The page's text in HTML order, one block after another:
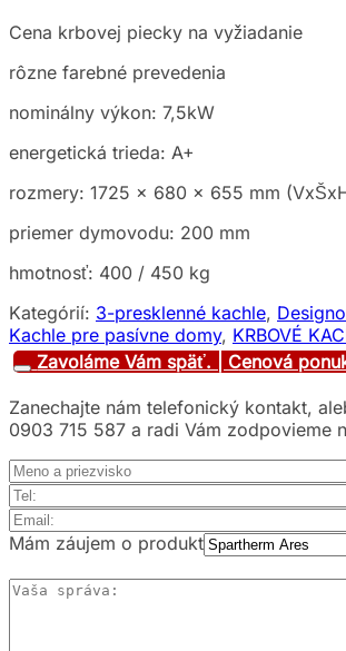
Cena krbovej piecky na vyžiadanie
rôzne farebné prevedenia
nominálny výkon: 7,5kW
energetická trieda: A+
rozmery: 1725 x 680 x 655 mm
priemer dymovodu: 200 mm
hmotnosť: 400 / 450 kg
Kategórií: 3-presklenné kachle,
Kachle pre pasívne domy, KRBOVÉ
Zavoláme Vám späť. | Cenová
Zanechajte nám telefonický kontakt,
0903 715 587 a radi Vám zodpovieme
Mám záujem o produkt